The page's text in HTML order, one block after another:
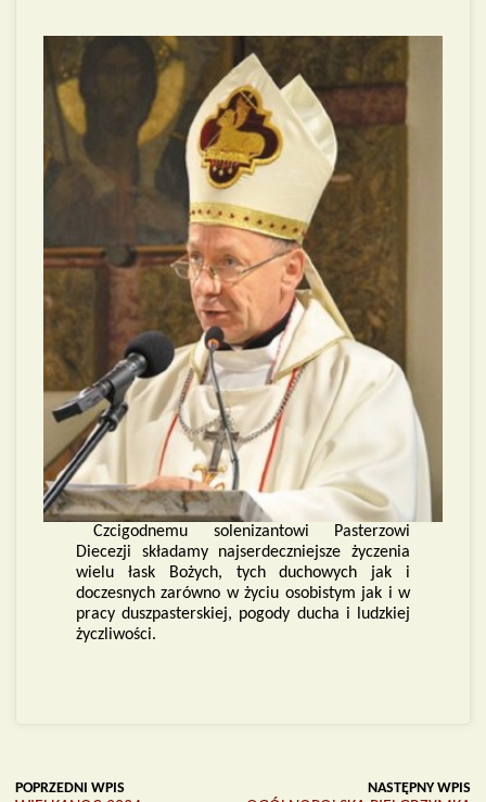
Czcigodnemu solenizantowi Pasterzowi
Diecezji składamy najserdeczniejsze życzenia
wielu łask Bożych, tych duchowych jak i
doczesnych zarówno w życiu osobistym jak i w
pracy duszpasterskiej, pogody ducha i ludzkiej
życzliwości.
POPRZEDNI WPIS NASTĘPNY WPIS